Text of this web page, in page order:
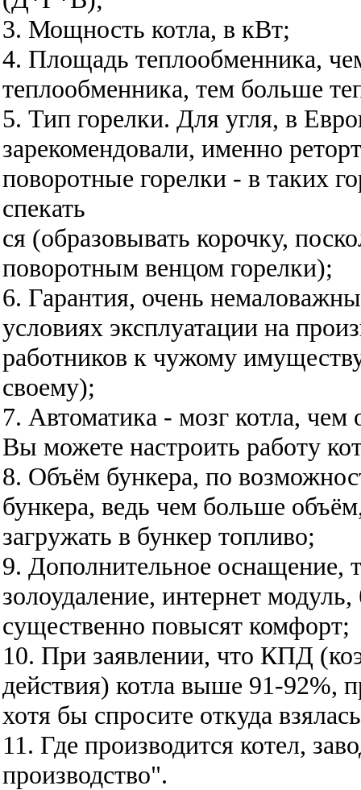
3. Мощность котла, в кВт;
4. Площадь теплообменника,
теплообменника, тем больше
5. Тип горелки. Для угля, в
зарекомендовали, именно
поворотные горелки - в таких
спекать
ся (образовывать корочку,
поворотным венцом горелки);
6. Гарантия, очень
условиях эксплуатации на
работников к чужому
своему);
7. Автоматика - мозг котла,
Вы можете настроить работу
8. Объём бункера, по
бункера, ведь чем больше
загружать в бункер топливо;
9. Дополнительное оснащение,
золоудаление, интернет
существенно повысят комфорт;
10. При заявлении, что КПД
действия) котла выше 91-92%,
хотя бы спросите откуда
11. Где производится котел,
производство".